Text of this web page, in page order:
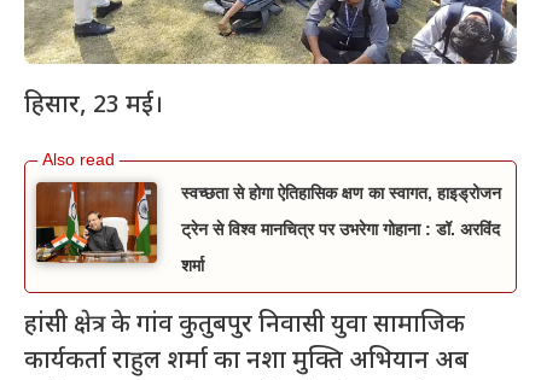
हिसार, 23 मई।
स्वच्छता से होगा ऐतिहासिक क्षण का स्वागत, हाइड्रोजन
ट्रेन से विश्व मानचित्र पर उभरेगा गोहाना : डॉ. अरविंद
शर्मा
हांसी क्षेत्र के गांव कुतुबपुर निवासी युवा सामाजिक
कार्यकर्ता राहुल शर्मा का नशा मुक्ति अभियान अब